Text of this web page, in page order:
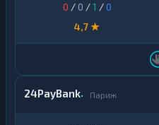
0 / 0 /1 /0
4,7 ★
24PayBank Париж